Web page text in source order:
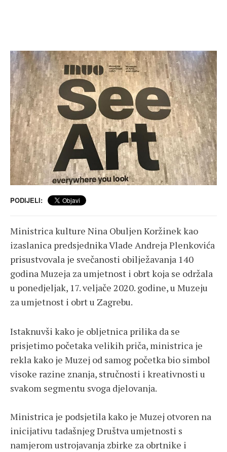
PODIJELI:
Ministrica kulture Nina Obuljen Koržinek kao
izaslanica predsjednika Vlade Andreja Plenkovića
prisustvovala je svečanosti obilježavanja 140
godina Muzeja za umjetnost i obrt koja se održala
u ponedjeljak, 17. veljače 2020. godine, u Muzeju
za umjetnost i obrt u Zagrebu.
Istaknuvši kako je obljetnica prilika da se
prisjetimo početaka velikih priča, ministrica je
rekla kako je Muzej od samog početka bio simbol
visoke razine znanja, stručnosti i kreativnosti u
svakom segmentu svoga djelovanja.
Ministrica je podsjetila kako je Muzej otvoren na
inicijativu tadašnjeg Društva umjetnosti s
namjerom ustrojavanja zbirke za obrtnike i